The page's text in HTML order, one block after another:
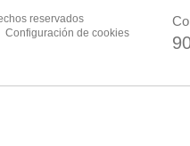
reservados
Configuración de cookies